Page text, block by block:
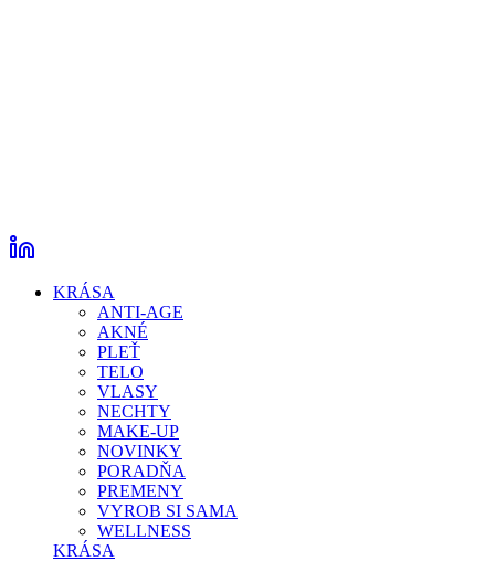
KRÁSA
ANTI-AGE
AKNÉ
PLEŤ
TELO
VLASY
NECHTY
MAKE-UP
NOVINKY
PORADŇA
PREMENY
VYROB SI SAMA
WELLNESS
KRÁSA